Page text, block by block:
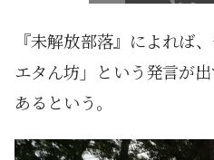
『未解放部落』によれば
エタん坊」という発言が
あるという。